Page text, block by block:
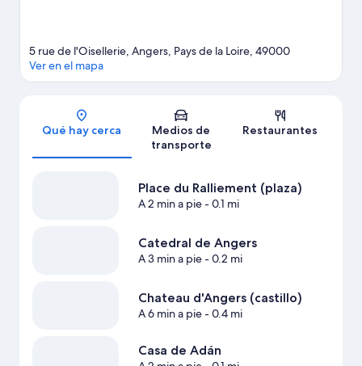
Sección del mapa
5 rue de l'Oisellerie, Angers, Pays de la Loire, 49000
Ver en el mapa
Qué hay cerca
Medios de
transporte
Restaurantes
Place du Ralliement (plaza)
A 2 min a pie- 0.1 mi
Catedral de Angers
A 3 min a pie- 0.2 mi
Chateau d'Angers (castillo)
A 6 min a pie- 0.4 mi
Casa de Adán